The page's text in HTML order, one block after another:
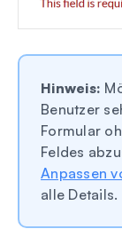
Hinweis:
Benutzer
Formular
Feldes
Anpassen
alle Details.